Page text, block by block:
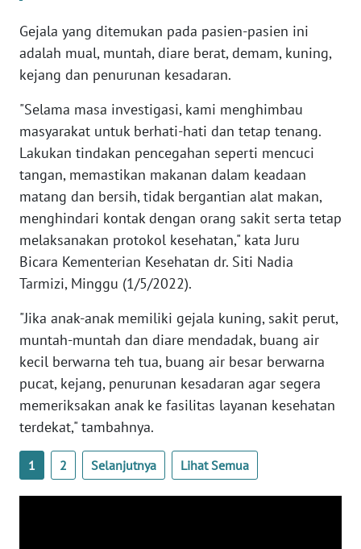
Gejala yang ditemukan pada pasien-pasien ini
adalah mual, muntah, diare berat, demam, kuning,
kejang dan penurunan kesadaran.
"Selama masa investigasi, kami menghimbau
masyarakat untuk berhati-hati dan tetap tenang.
Lakukan tindakan pencegahan seperti mencuci
tangan, memastikan makanan dalam keadaan
matang dan bersih, tidak bergantian alat makan,
menghindari kontak dengan orang sakit serta tetap
melaksanakan protokol kesehatan," kata Juru
Bicara Kementerian Kesehatan dr. Siti Nadia
Tarmizi, Minggu (1/5/2022).
"Jika anak-anak memiliki gejala kuning, sakit perut,
muntah-muntah dan diare mendadak, buang air
kecil berwarna teh tua, buang air besar berwarna
pucat, kejang, penurunan kesadaran agar segera
memeriksakan anak ke fasilitas layanan kesehatan
terdekat," tambahnya.
1 2 Selanjutnya Lihat Semua
SUMUT
WN
WN
JABAR
WN
BANTEN
WN
NTT
WN
KEPRI
WN
PAPUA
PAPUA
BARAT